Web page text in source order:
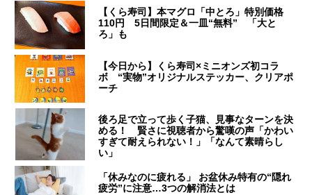
【くら寿司】本マグロ「中とろ」特別価格
110円 5日間限定＆一皿“無料” 「大と
ろ」も
【今日から】くら寿司×ミニオンズ初コラ
ボ “実物”オリジナルステッカー、クリアポ
ーチ
後ろ足で立って歩く子猫、見事なターンを決
める！ 賢さに視聴者から驚嘆の声「かわい
すぎて耐えられない！」「なんて素晴らし
い」
「休みなのに疲れる」 お盆休み特有の“隠れ
疲労”に注意…3つの解消法とは